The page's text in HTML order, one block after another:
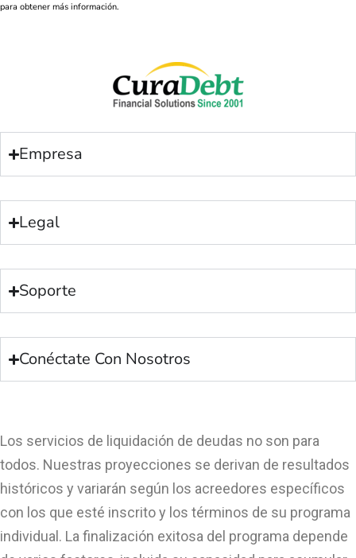
para obtener más información.
Empresa
Legal
Soporte
Conéctate Con Nosotros
Los servicios de liquidación de deudas no son para
todos. Nuestras proyecciones se derivan de resultados
históricos y variarán según los acreedores específicos
con los que esté inscrito y los términos de su programa
individual. La finalización exitosa del programa depende